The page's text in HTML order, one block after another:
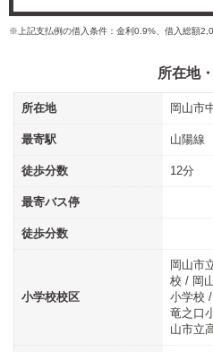
※上記支払例の借入条件：金利0.9%、借入総額
所在地
所在地 岡山市
最寄駅 山陽線
徒歩分数 12分
最寄バス停
徒歩分数
小学校校区
岡山市
校 / 岡
小学校
竜之口
山市立